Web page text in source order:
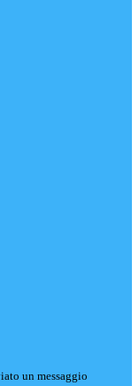
un messaggio